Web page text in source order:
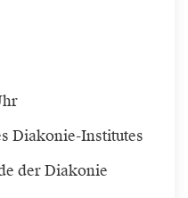
Diakonie-Institutes
der Diakonie